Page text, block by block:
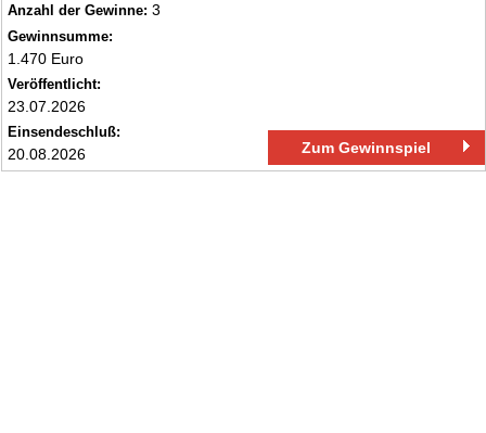
Anzahl der Gewinne: 3
Gewinnsumme:
1.470 Euro
Veröffentlicht:
23.07.2026
Einsendeschluß:
20.08.2026 Zum Gewinnspiel